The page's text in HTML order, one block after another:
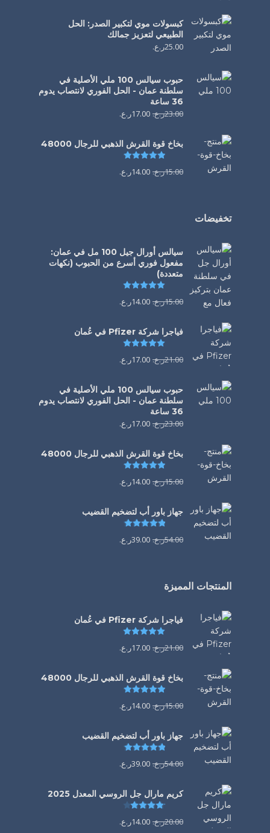
كبسولات موي لتكبير الصدر: الحل
الطبيعي لتعزيز جمالك
25.00ر.ع.
حبوب سيالس 100 ملي الأصلية في
سلطنة عمان - الحل الفوري لانتصاب يدوم
36 ساعة
23.00ر.ع. 17.00ر.ع.
بخاخ قوة القرش الذهبي للرجال 48000
تم التقييم
15.00ر.ع. 14.00ر.ع.
تخفيضات
سيالس أورال جيل 100 مل في عمان:
مفعول فوري أسرع من الحبوب (نكهات
متعددة)
15.00ر.ع. 14.00ر.ع.
فياجرا شركة Pfizer في عُمان
21.00ر.ع. 17.00ر.ع.
حبوب سيالس 100 ملي الأصلية في
سلطنة عمان - الحل الفوري لانتصاب يدوم
36 ساعة
23.00ر.ع. 17.00ر.ع.
بخاخ قوة القرش الذهبي للرجال 48000
تم التقييم
15.00ر.ع. 14.00ر.ع.
جهاز باور أب لتضخيم القضيب
تم التقييم
54.00ر.ع. 39.00ر.ع.
المنتجات المميزة
فياجرا شركة Pfizer في عُمان
21.00ر.ع. 17.00ر.ع.
بخاخ قوة القرش الذهبي للرجال 48000
تم التقييم
15.00ر.ع. 14.00ر.ع.
جهاز باور أب لتضخيم القضيب
تم التقييم
54.00ر.ع. 39.00ر.ع.
كريم مارال جل الروسي المعدل 2025
تم التقييم
20.00ر.ع. 14.00ر.ع.